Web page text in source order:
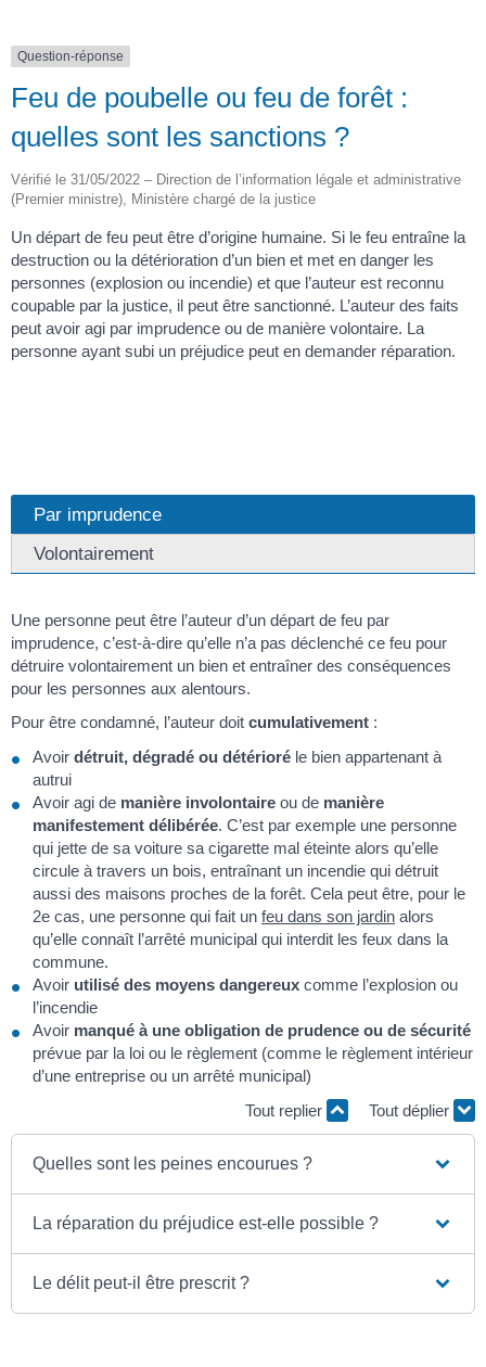
Question-réponse
Feu de poubelle ou feu de forêt :
quelles sont les sanctions ?
Vérifié le 31/05/2022 – Direction de l’information légale et administrative
(Premier ministre), Ministère chargé de la justice
Un départ de feu peut être d’origine humaine. Si le feu entraîne la
destruction ou la détérioration d’un bien et met en danger les
personnes (explosion ou incendie) et que l’auteur est reconnu
coupable par la justice, il peut être sanctionné. L’auteur des faits
peut avoir agi par imprudence ou de manière volontaire. La
personne ayant subi un préjudice peut en demander réparation.
Par imprudence
Volontairement
Une personne peut être l’auteur d’un départ de feu par
imprudence, c’est-à-dire qu’elle n’a pas déclenché ce feu pour
détruire volontairement un bien et entraîner des conséquences
pour les personnes aux alentours.
Pour être condamné, l’auteur doit cumulativement :
Avoir détruit, dégradé ou détérioré le bien appartenant à
autrui
Avoir agi de manière involontaire ou de manière
manifestement délibérée. C’est par exemple une personne
qui jette de sa voiture sa cigarette mal éteinte alors qu’elle
circule à travers un bois, entraînant un incendie qui détruit
aussi des maisons proches de la forêt. Cela peut être, pour le
2e cas, une personne qui fait un feu dans son jardin alors
qu’elle connaît l’arrêté municipal qui interdit les feux dans la
commune.
Avoir utilisé des moyens dangereux comme l’explosion ou
l’incendie
Avoir manqué à une obligation de prudence ou de sécurité
prévue par la loi ou le règlement (comme le règlement intérieur
d’une entreprise ou un arrêté municipal)
Tout replier
Tout déplier
Quelles sont les peines encourues ?
La réparation du préjudice est-elle possible ?
Le délit peut-il être prescrit ?